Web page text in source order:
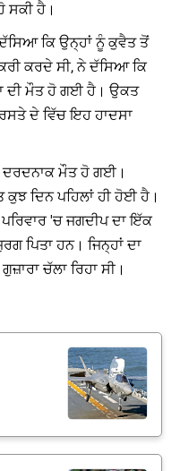
ਸਕੀ ਹੈ।
ਕਿ ਉਨ੍ਹਾਂ ਨੂੰ ਕੁਵੈਤ ਤੋਂ
ਕਰਦੇ ਸੀ, ਨੇ ਦੱਸਿਆ ਕਿ
ਦੀ ਮੌਤ ਹੋ ਗਈ ਹੈ। ਉਕਤ
ਦੇ ਵਿੱਚ ਇਹ ਹਾਦਸਾ
ਦਰਦਨਾਕ ਮੌਤ ਹੋ ਗਈ।
ਕੁਝ ਦਿਨ ਪਹਿਲਾਂ ਹੀ ਹੋਈ ਹੈ।
'ਚ ਜਗਦੀਪ ਦਾ ਇੱਕ
ਪਿਤਾ ਹਨ। ਜਿਨ੍ਹਾਂ ਦਾ
ਚੱਲਾ ਰਿਹਾ ਸੀ।